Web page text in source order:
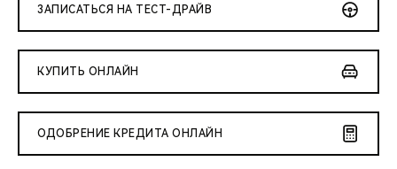
ЗАПИСАТЬСЯ НА ТЕСТ-ДРАЙВ
КУПИТЬ ОНЛАЙН
ОДОБРЕНИЕ КРЕДИТА ОНЛАЙН